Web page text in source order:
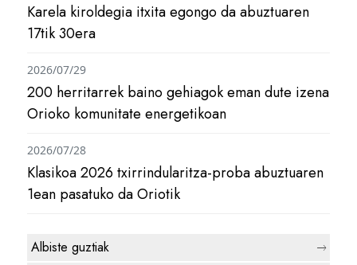
Karela kiroldegia itxita egongo da abuztuaren
17tik 30era
200 herritarrek baino gehiagok eman dute izena
Orioko komunitate energetikoan
2026/07/29
Klasikoa 2026 txirrindularitza-proba abuztuaren
1ean pasatuko da Oriotik
2026/07/28
Albiste guztiak